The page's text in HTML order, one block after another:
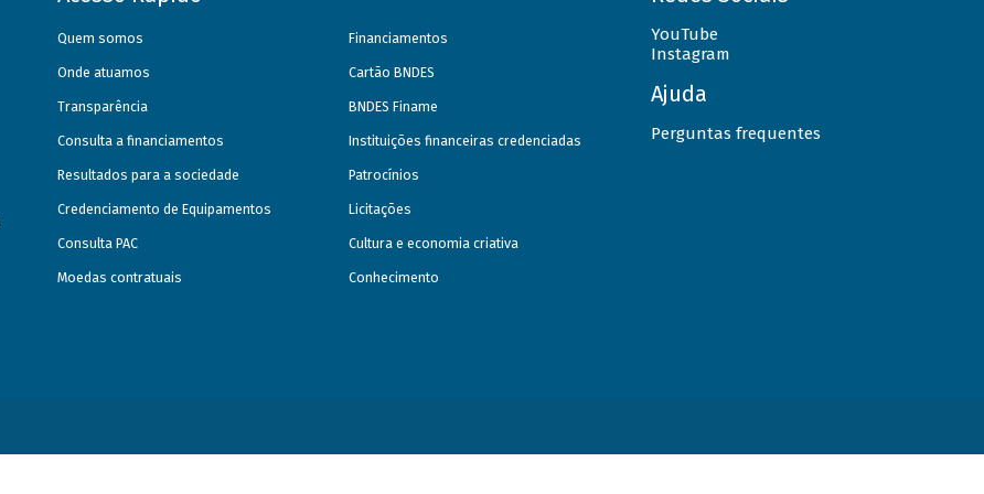
Quem somos
Onde atuamos
Transparência
Consulta a financiamentos
Resultados para a sociedade
Credenciamento de Equipamentos
Consulta PAC
Moedas contratuais
Financiamentos
Cartão BNDES
BNDES Finame
Instituições financeiras credenciadas
Patrocínios
Licitações
Cultura e economia criativa
Conhecimento
YouTube
Instagram
Ajuda
Perguntas frequentes